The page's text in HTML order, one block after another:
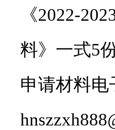
《2022-
料》一式5
申请材料